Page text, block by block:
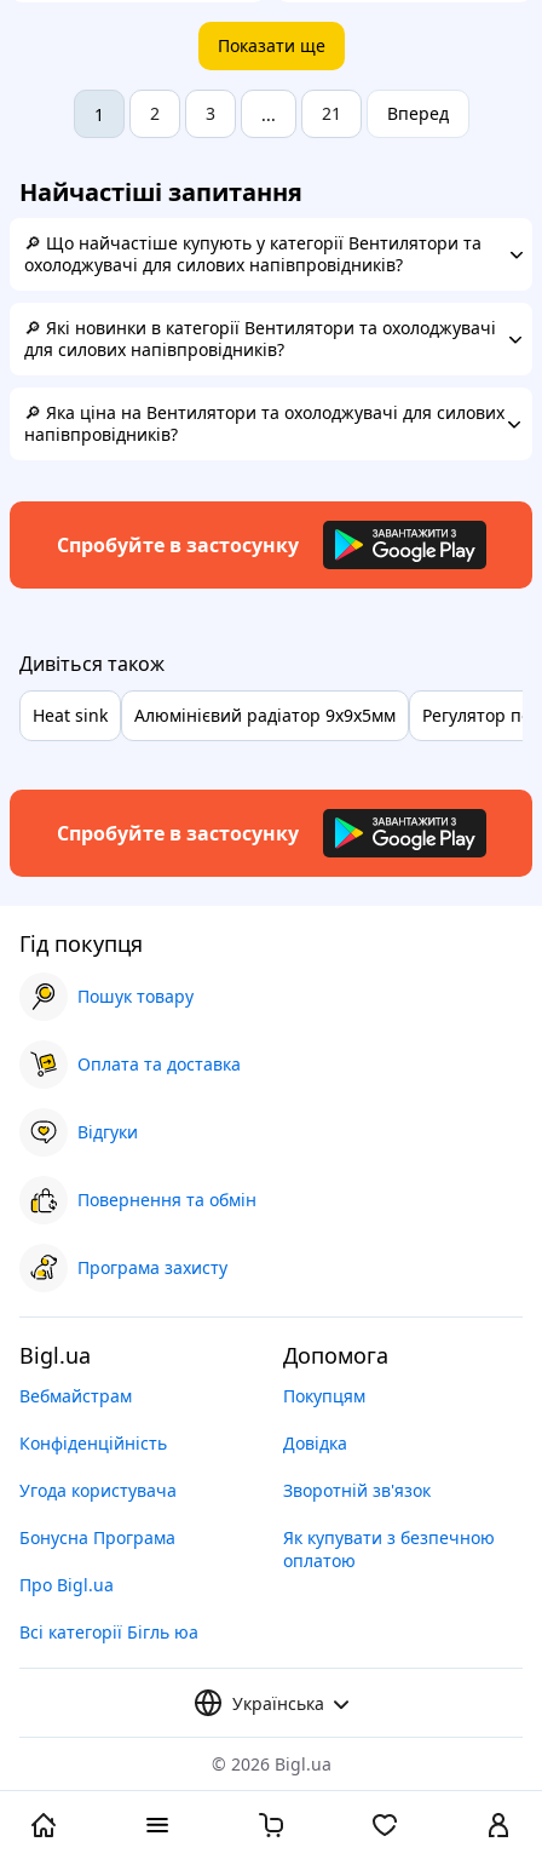
Показати ще
1 2 3 ... 21 Вперед
Найчастіші запитання
🔎 Що найчастіше купують у категорії Вентилятори та
охолоджувачі для силових напівпровідників?
🔎 Які новинки в категорії Вентилятори та охолоджувачі
для силових напівпровідників?
🔎 Яка ціна на Вентилятори та охолоджувачі для силових
напівпровідників?
Спробуйте в застосунку
Дивіться також
Heat sink Алюмінієвий радіатор 9х9х5мм Регулятор
Спробуйте в застосунку
Гід покупця
Пошук товару
Оплата та доставка
Відгуки
Повернення та обмін
Програма захисту
Bigl.ua
Вебмайстрам
Конфіденційність
Угода користувача
Бонусна Програма
Про Bigl.ua
Всі категорії Бігль юа
Допомога
Покупцям
Довідка
Зворотній зв'язок
Як купувати з безпечною
оплатою
Українська
© 2026 Bigl.ua